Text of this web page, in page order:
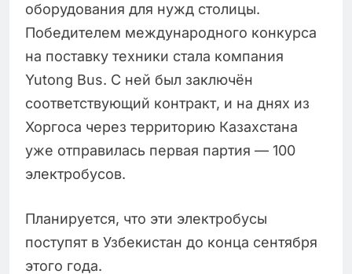
оборудования для нужд столицы.
Победителем международного конкурса
на поставку техники стала компания
Yutong Bus. С ней был заключён
соответствующий контракт, и на днях из
Хоргоса через территорию Казахстана
уже отправилась первая партия — 100
электробусов.
Планируется, что эти электробусы
поступят в Узбекистан до конца сентября
этого года.